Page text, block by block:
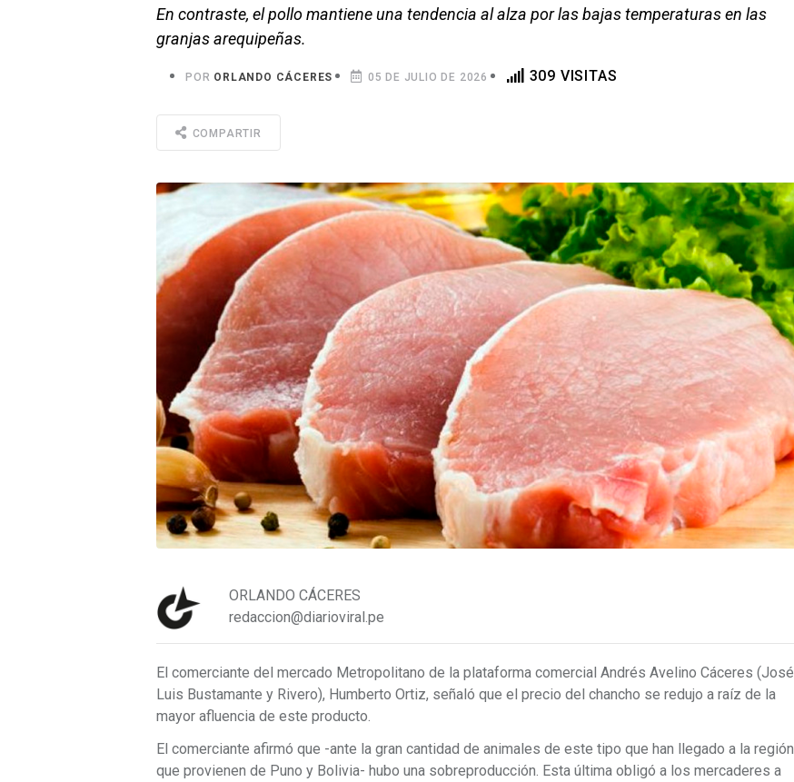
En contraste, el pollo mantiene una tendencia al alza por las bajas temperaturas en las
granjas arequipeñas.
POR ORLANDO CÁCERES 05 DE JULIO DE 2026 309 VISITAS
COMPARTIR
ORLANDO CÁCERES
redaccion@diarioviral.pe
El comerciante del mercado Metropolitano de la plataforma comercial Andrés Avelino Cáceres (José
Luis Bustamante y Rivero), Humberto Ortiz, señaló que el precio del chancho se redujo a raíz de la
mayor afluencia de este producto.
El comerciante afirmó que -ante la gran cantidad de animales de este tipo que han llegado a la región
que provienen de Puno y Bolivia- hubo una sobreproducción. Esta última obligó a los mercaderes a